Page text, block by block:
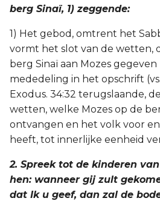
2 Thessalonicenzen
1 Timótheüs
2 Timótheüs
Filémon
Hebreeën
Jakobus
berg Sinaï, 1) zeggende:
1) Het gebod, omtrent het
vormt het slot van de wetten,
berg Sinaï aan Mozes
mededeling in het opschrift
Exodus. 34:32 terugslaande,
wetten, welke Mozes op de
ontvangen en het volk voor
heeft, tot innerlijke eenheid
2. Spreek tot de kinderen
hen: wanneer gij zult
dat Ik u geef, dan zal de